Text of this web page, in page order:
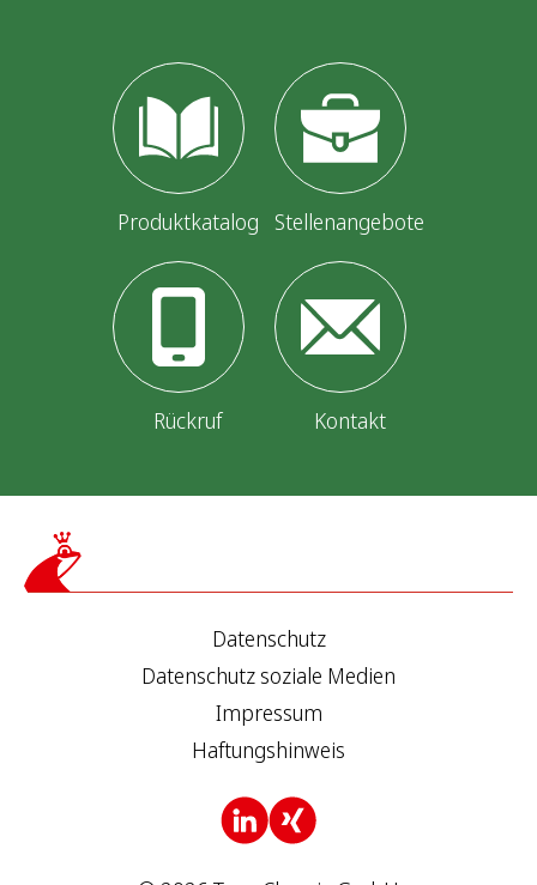
Produktkatalog Stellenangebote
Rückruf Kontakt
Datenschutz
Datenschutz soziale Medien
Impressum
Haftungshinweis